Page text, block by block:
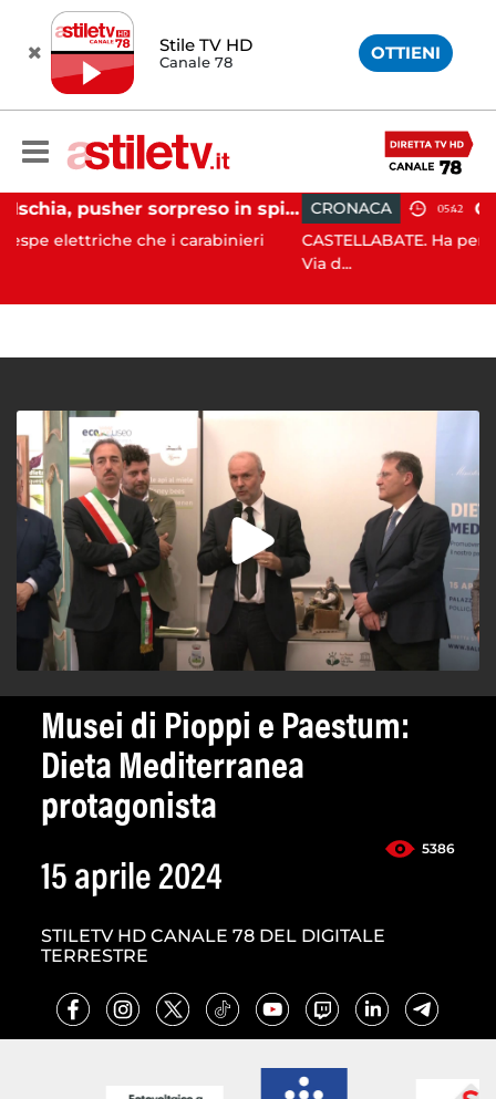
Stile TV HD
Canale 78 OTTIENI
Ischia, pusher sorpreso in spiaggia da carabinieri in Vespa
che i carabinieri
CRONACA 05:42
CASTELLABATE. Ha perso il controllo
Musei di Pioppi e Paestum:
Dieta Mediterranea
protagonista
5386
15 aprile 2024
STILETV HD CANALE 78 DEL DIGITALE
TERRESTRE